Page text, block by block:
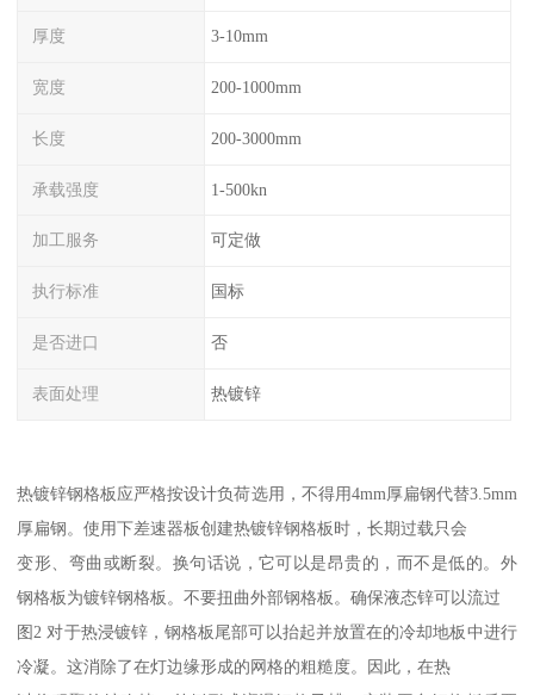
厚度 3-10mm
宽度 200-1000mm
长度 200-3000mm
承载强度 1-500kn
加工服务 可定做
执行标准 国标
是否进口 否
表面处理 热镀锌
热镀锌钢格板应严格按设计负荷选用，不得用4mm厚扁钢代替3.5mm
厚扁钢。使用下差速器板创建热镀锌钢格板时，长期过载只会
变形、弯曲或断裂。换句话说，它可以是昂贵的，而不是低的。外
钢格板为镀锌钢格板。不要扭曲外部钢格板。确保液态锌可以流过
图2 对于热浸镀锌，钢格板尾部可以抬起并放置在的冷却地板中进行
冷凝。这消除了在灯边缘形成的网格的粗糙度。因此，在热